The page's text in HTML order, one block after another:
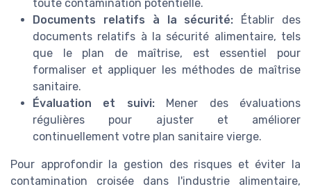
toute contamination potentielle.
Documents relatifs à la sécurité: Établir des
documents relatifs à la sécurité alimentaire, tels
que le plan de maîtrise, est essentiel pour
formaliser et appliquer les méthodes de maîtrise
sanitaire.
Évaluation et suivi: Mener des évaluations
régulières pour ajuster et améliorer
continuellement votre plan sanitaire vierge.
Pour approfondir la gestion des risques et éviter la
contamination croisée dans l'industrie alimentaire,